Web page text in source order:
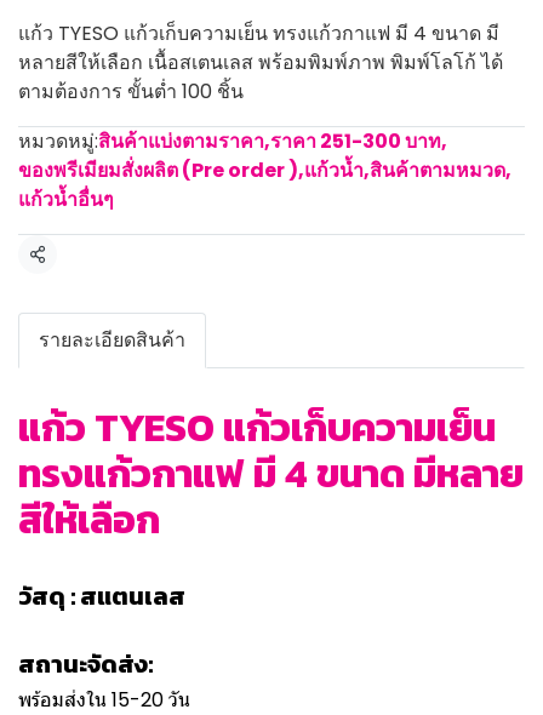
แก้ว TYESO แก้วเก็บความเย็น ทรงแก้วกาแฟ มี 4 ขนาด มี
หลายสีให้เลือก เนื้อสเตนเลส พร้อมพิมพ์ภาพ พิมพ์โลโก้ ได้
ตามต้องการ ขั้นต่ำ 100 ชิ้น
หมวดหมู่:สินค้าแบ่งตามราคา,ราคา 251-300 บาท,
ของพรีเมียมสั่งผลิต (Pre order ),แก้วน้ำ,สินค้าตามหมวด,
แก้วน้ำอื่นๆ
แชร์
รายละเอียดสินค้า
แก้ว TYESO แก้วเก็บความเย็น
ทรงแก้วกาแฟ มี 4 ขนาด มีหลาย
สีให้เลือก
วัสดุ : สแตนเลส
สถานะจัดส่ง:
พร้อมส่งใน 15-20 วัน